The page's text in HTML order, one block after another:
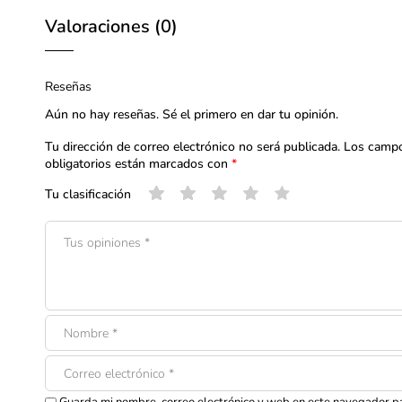
Valoraciones (0)
Reseñas
Aún no hay reseñas. Sé el primero en dar tu opinión.
Tu dirección de correo electrónico no será publicada. Los
obligatorios están marcados con *
Tu clasificación